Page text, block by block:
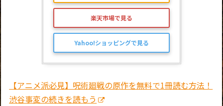
楽天市場で見る
Yahoo!ショッピングで見る
【アニメ派必見】呪術廻戦の原作を無料で1冊読む方法！
渋谷事変の続きを読もう